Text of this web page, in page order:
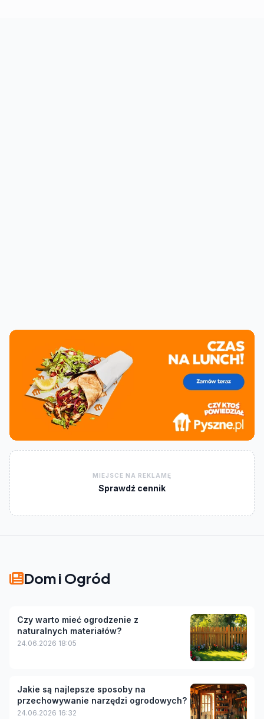
MIEJSCE NA REKLAMĘ
Sprawdź cennik
Dom i Ogród
Czy warto mieć ogrodzenie z
naturalnych materiałów?
24.06.2026 18:05
Jakie są najlepsze sposoby na
przechowywanie narzędzi ogrodowych?
24.06.2026 16:32